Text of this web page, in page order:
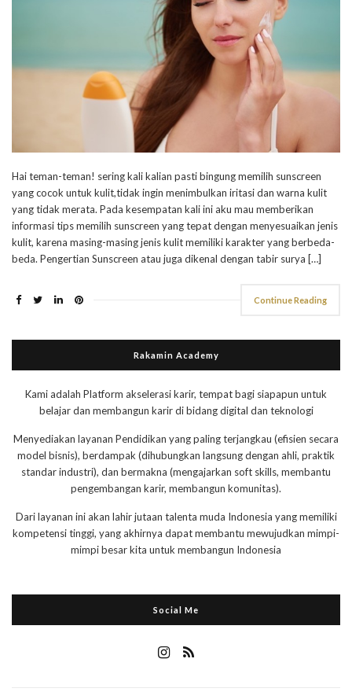
Hai teman-teman! sering kali kalian pasti bingung memilih sunscreen
yang cocok untuk kulit,tidak ingin menimbulkan iritasi dan warna kulit
yang tidak merata. Pada kesempatan kali ini aku mau memberikan
informasi tips memilih sunscreen yang tepat dengan menyesuaikan jenis
kulit, karena masing-masing jenis kulit memiliki karakter yang berbeda-
beda. Pengertian Sunscreen atau juga dikenal dengan tabir surya […]
Continue Reading
Rakamin Academy
Kami adalah Platform akselerasi karir, tempat bagi siapapun untuk
belajar dan membangun karir di bidang digital dan teknologi
Menyediakan layanan Pendidikan yang paling terjangkau (efisien secara
model bisnis), berdampak (dihubungkan langsung dengan ahli, praktik
standar industri), dan bermakna (mengajarkan soft skills, membantu
pengembangan karir, membangun komunitas).
Dari layanan ini akan lahir jutaan talenta muda Indonesia yang memiliki
kompetensi tinggi, yang akhirnya dapat membantu mewujudkan mimpi-
mimpi besar kita untuk membangun Indonesia
Social Me